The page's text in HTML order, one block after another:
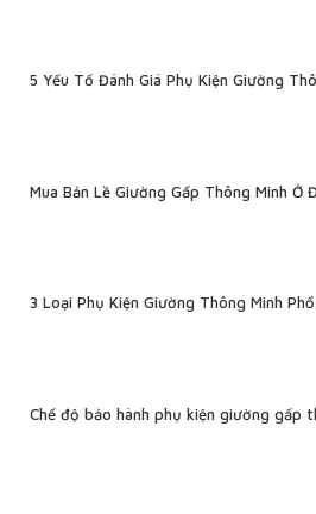
5 Yếu Tố Đánh Giá Phụ Kiện Giường
Mua Bản Lề Giường Gấp Thông Minh Ở
3 Loại Phụ Kiện Giường Thông Minh
Chế độ bảo hành phụ kiện giường gấp